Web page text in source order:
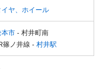
イヤ、ホイール
本市 - 村井町南
篠ノ井線 - 村井駅